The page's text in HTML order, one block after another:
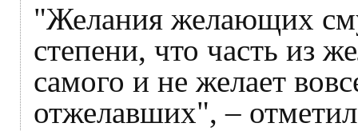
"Желания желающих
степени, что часть из
самого и не желает
отжелавших", –